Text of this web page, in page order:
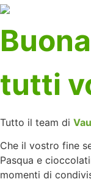
tutti
Tutto il team di
Che il vostro fine
Pasqua e
momenti di